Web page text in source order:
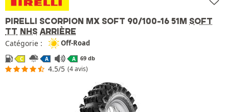
PIRELLI SCORPION MX SOFT 90/100-16 51M SOFT
TT NHS ARRIÈRE
Catégorie : Off-Road
C A A 69 db
4.5/5 (4 avis)